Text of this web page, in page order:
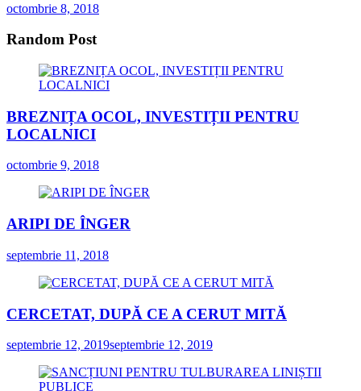
octombrie 8, 2018
Random Post
BREZNIȚA OCOL, INVESTIȚII PENTRU
LOCALNICI
octombrie 9, 2018
ARIPI DE ÎNGER
septembrie 11, 2018
CERCETAT, DUPĂ CE A CERUT MITĂ
septembrie 12, 2019septembrie 12, 2019